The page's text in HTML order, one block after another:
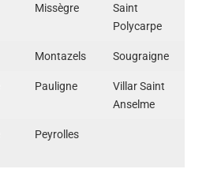
Missègre
Saint
Polycarpe
Montazels Sougraigne
Pauligne
Villar Saint
Anselme
Peyrolles